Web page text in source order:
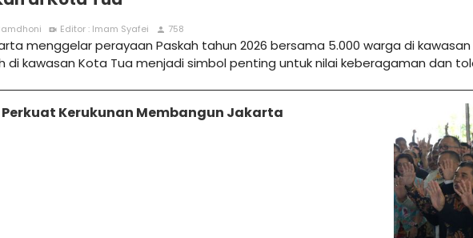
video_call Editor : Imam Syafei person 758
menggelar perayaan Paskah tahun 2026 bersama 5.000 warga di
di kawasan Kota Tua menjadi simbol penting untuk nilai keberagaman dan
Kerukunan Membangun Jakarta